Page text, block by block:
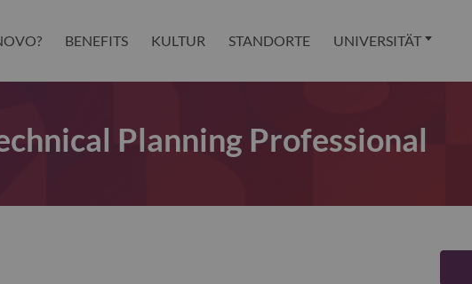
BENEFITS KULTUR STANDORTE UNIVERSITÄT
Planning Professional